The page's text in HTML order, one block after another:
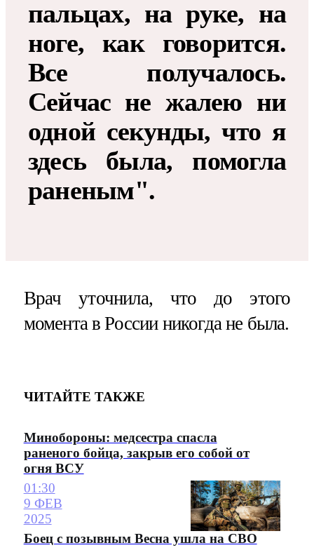
пальцах, на руке, на
ноге, как говорится.
Все получалось.
Сейчас не жалею ни
одной секунды, что я
здесь была, помогла
раненым".
Врач уточнила, что до этого
момента в России никогда не была.
ЧИТАЙТЕ ТАКЖЕ
Минобороны: медсестра спасла
раненого бойца, закрыв его собой от
огня ВСУ
01:30
9 ФЕВ
2025
Боец с позывным Весна ушла на СВО